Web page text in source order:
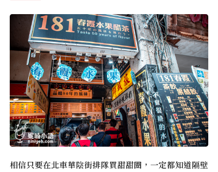
相信只要在北車華陰街排隊買甜甜圈，一定都知道隔壁